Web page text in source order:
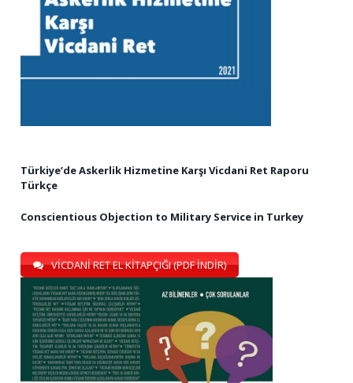
Türkiye’de Askerlik Hizmetine Karşı Vicdani Ret Raporu
Türkçe
Conscientious Objection to Military Service in Turkey
VİCDANİ RET EL KİTAPÇIĞI (PDF İNDİR)